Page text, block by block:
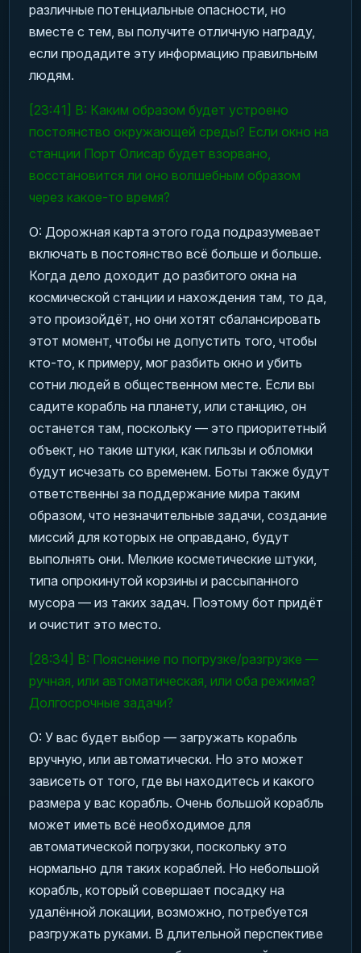
различные потенциальные опасности, но
вместе с тем, вы получите отличную награду,
если продадите эту информацию правильным
людям.
[23:41] В: Каким образом будет устроено
постоянство окружающей среды? Если окно на
станции Порт Олисар будет взорвано,
восстановится ли оно волшебным образом
через какое-то время?
О: Дорожная карта этого года подразумевает
включать в постоянство всё больше и больше.
Когда дело доходит до разбитого окна на
космической станции и нахождения там, то да,
это произойдёт, но они хотят сбалансировать
этот момент, чтобы не допустить того, чтобы
кто-то, к примеру, мог разбить окно и убить
сотни людей в общественном месте. Если вы
садите корабль на планету, или станцию, он
останется там, поскольку — это приоритетный
объект, но такие штуки, как гильзы и обломки
будут исчезать со временем. Боты также будут
ответственны за поддержание мира таким
образом, что незначительные задачи, создание
миссий для которых не оправдано, будут
выполнять они. Мелкие косметические штуки,
типа опрокинутой корзины и рассыпанного
мусора — из таких задач. Поэтому бот придёт
и очистит это место.
[28:34] В: Пояснение по погрузке/разгрузке —
ручная, или автоматическая, или оба режима?
Долгосрочные задачи?
О: У вас будет выбор — загружать корабль
вручную, или автоматически. Но это может
зависеть от того, где вы находитесь и какого
размера у вас корабль. Очень большой корабль
может иметь всё необходимое для
автоматической погрузки, поскольку это
нормально для таких кораблей. Но небольшой
корабль, который совершает посадку на
удалённой локации, возможно, потребуется
разгружать руками. В длительной перспективе